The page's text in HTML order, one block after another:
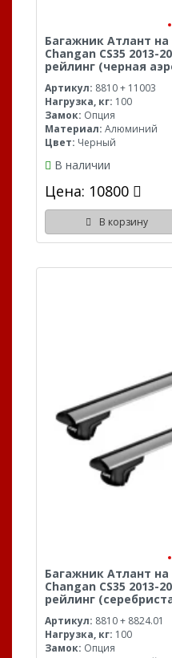
Багажник Атлант
Changan CS35 2013-
рейлинг (черная
Артикул: 8810 + 11003
Нагрузка, кг: 100
Замок: Опция
Материал: Алюминий
Цвет: Черный
В наличии
Цена: 10800
В корзину
Багажник Атлант
Changan CS35 2013-
рейлинг
Артикул: 8810 + 8824.01
Нагрузка, кг: 100
Замок: Опция